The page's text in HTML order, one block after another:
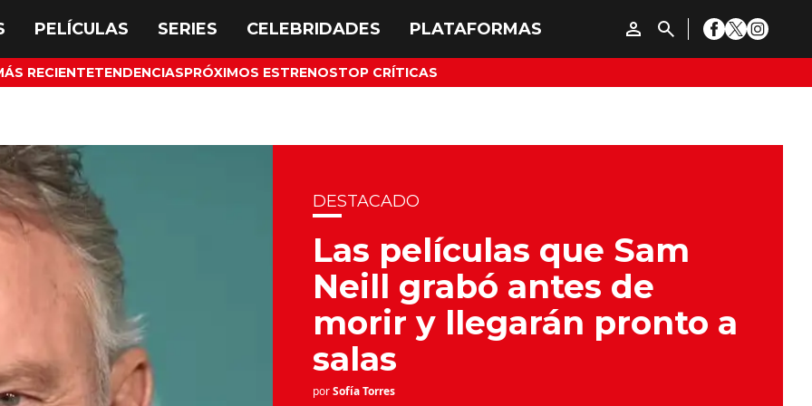
RECIENTETENDENCIASPRÓXIMOS ESTRENOSTOP CRÍTICAS
DESTACADO
Las películas que Sam
Neill grabó antes de
morir y llegarán pronto a
salas
porSofía Torres